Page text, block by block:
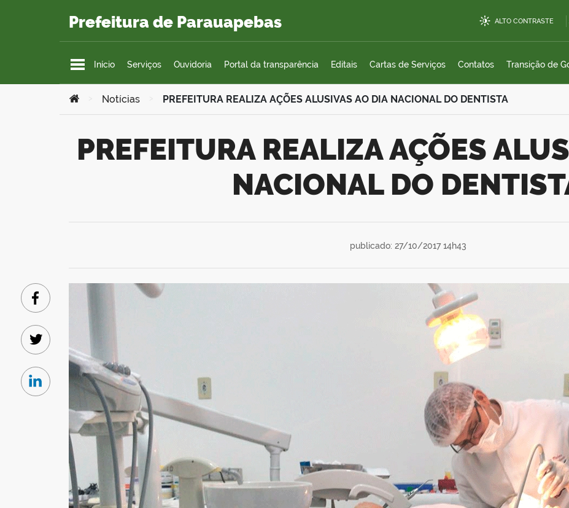
Prefeitura de Parauapebas ALTO CONTRASTE
Início Serviços Ouvidoria Portal da transparência Editais Cartas de Serviços Contatos Transição de
Você está aqui:
Notícias PREFEITURA REALIZA AÇÕES ALUSIVAS AO DIA NACIONAL DO DENTISTA
PREFEITURA REALIZA AÇÕES ALUSIVAS AO DIA
NACIONAL DO
publicado: 27/10/2017 14h43
Facebook
Twitter
Linkedin